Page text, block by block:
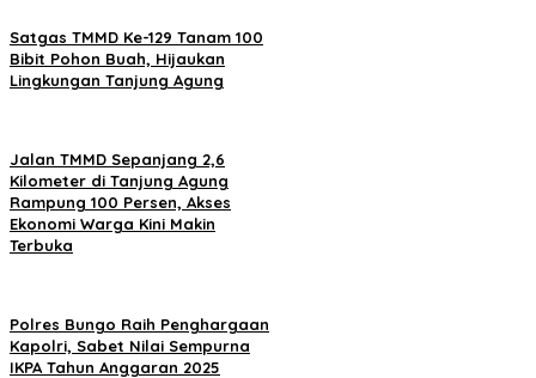
Satgas TMMD Ke-129 Tanam 100
Bibit Pohon Buah, Hijaukan
Lingkungan Tanjung Agung
Jalan TMMD Sepanjang 2,6
Kilometer di Tanjung Agung
Rampung 100 Persen, Akses
Ekonomi Warga Kini Makin
Terbuka
Polres Bungo Raih Penghargaan
Kapolri, Sabet Nilai Sempurna
IKPA Tahun Anggaran 2025